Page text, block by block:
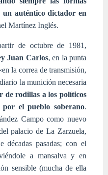
un auténtico dictador en
Martínez Inglés.
de octubre de 1981,
Juan Carlos, en la punta
la correa de transmisión,
la munición necesaria
de rodillas a los políticos
por el pueblo soberano.
Campo como nuevo
palacio de La Zarzuela,
décadas pasadas; con el
a mansalva y en
sensible (mucha de ella